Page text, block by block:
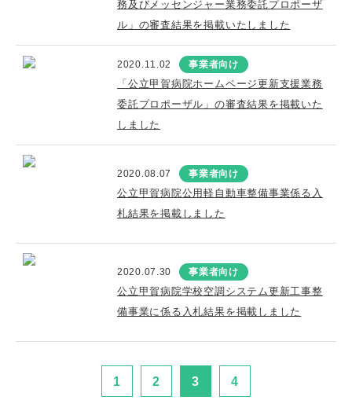
務及びメッセンジャー業務委託プロポーザ
ル」の審査結果を掲載いたしました
2020.11.02 事業者向け
「公立甲賀病院ホームページ更新支援業務
委託プロポーザル」の審査結果を掲載いた
しました
2020.08.07 事業者向け
公立甲賀病院公用軽自動車整備事業係る入
札結果を掲載しました
2020.07.30 事業者向け
公立甲賀病院学校空調システム更新工事整
備事業に係る入札結果を掲載しました
1 2 3 4